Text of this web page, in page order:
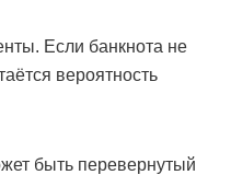
Если банкнота не
вероятность
быть перевернутый